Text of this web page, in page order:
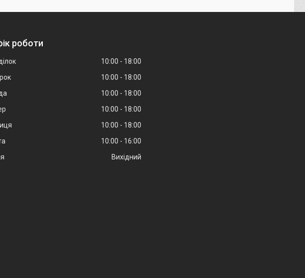
роботи
10:00
18:00
10:00
18:00
10:00
18:00
10:00
18:00
10:00
18:00
10:00
16:00
Вихідний